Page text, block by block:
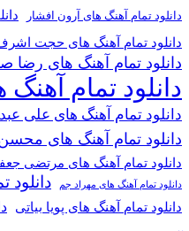
دانلود تمام آهنگ های آرون افشار
دانلود تمام آهنگ های حجت
دانلود تمام آهنگ های رضا
دانلود تمام
دانلود تمام آهنگ های علی
دانلود تمام آهنگ های محسن
دانلود تمام آهنگ های مرتضی
دانلود تمام آهنگ های مهراد جم دانلود
دانلود تمام آهنگ های پویا بیاتی